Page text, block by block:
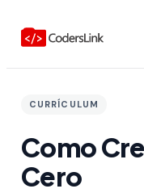
CURRÍCULUM
Como
Cero